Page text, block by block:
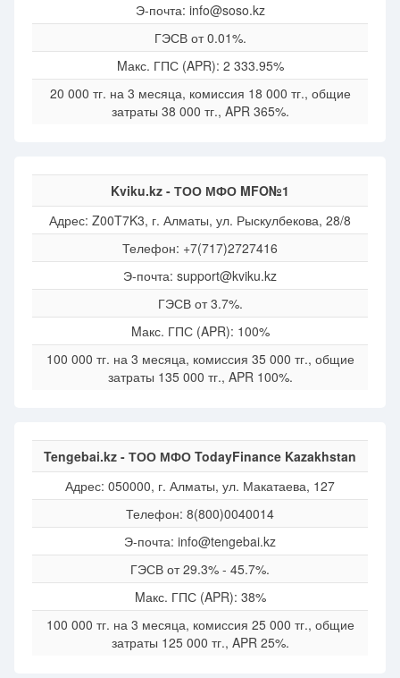
Э-почта: info@soso.kz
ГЭСВ от 0.01%.
Mакс. ГПС (APR): 2 333.95%
20 000 тг. на 3 месяца, комиссия 18 000 тг., общие
затраты 38 000 тг., APR 365%.
Kviku.kz - ТОО МФО MFO№1
Адрес: Z00T7K3, г. Алматы, ул. Рыскулбекова, 28/8
Телефон: +7(717)2727416
Э-почта: support@kviku.kz
ГЭСВ от 3.7%.
Mакс. ГПС (APR): 100%
100 000 тг. на 3 месяца, комиссия 35 000 тг., общие
затраты 135 000 тг., APR 100%.
Tengebai.kz - ТОО МФО TodayFinance Kazakhstan
Адрес: 050000, г. Алматы, ул. Макатаева, 127
Телефон: 8(800)0040014
Э-почта: info@tengebai.kz
ГЭСВ от 29.3% - 45.7%.
Mакс. ГПС (APR): 38%
100 000 тг. на 3 месяца, комиссия 25 000 тг., общие
затраты 125 000 тг., APR 25%.